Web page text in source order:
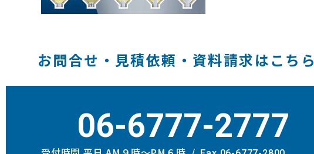
お問合せ・見積依頼・資料請求はこちら
06-6777-2777